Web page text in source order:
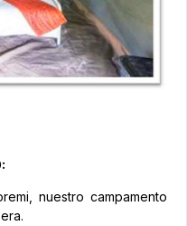
nuestro campamento